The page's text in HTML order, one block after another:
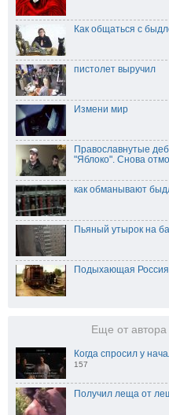
Как общаться с
пистолет выручил
Измени мир
Православнутые
"Яблоко". Снова
как обманывают
Пьяный утырок на
Подыхающая
Еще от
Когда спросил у
157
Получил леща от